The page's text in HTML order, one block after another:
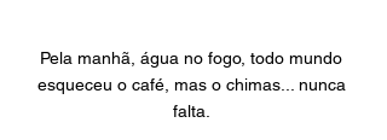
Pela manhã, água no fogo, todo mundo
esqueceu o café, mas o chimas... nunca
falta.